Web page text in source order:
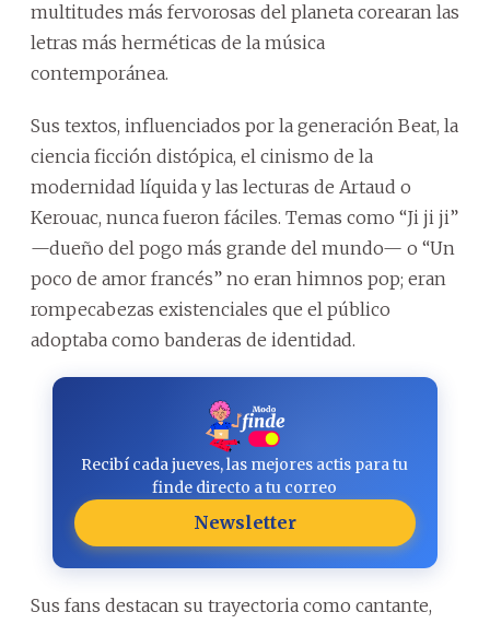
multitudes más fervorosas del planeta corearan las
letras más herméticas de la música
contemporánea.
Sus textos, influenciados por la generación Beat, la
ciencia ficción distópica, el cinismo de la
modernidad líquida y las lecturas de Artaud o
Kerouac, nunca fueron fáciles. Temas como “Ji ji ji”
—dueño del pogo más grande del mundo— o “Un
poco de amor francés” no eran himnos pop; eran
rompecabezas existenciales que el público
adoptaba como banderas de identidad.
Recibí cada jueves, las mejores actis para tu
finde directo a tu correo
Newsletter
Sus fans destacan su trayectoria como cantante,